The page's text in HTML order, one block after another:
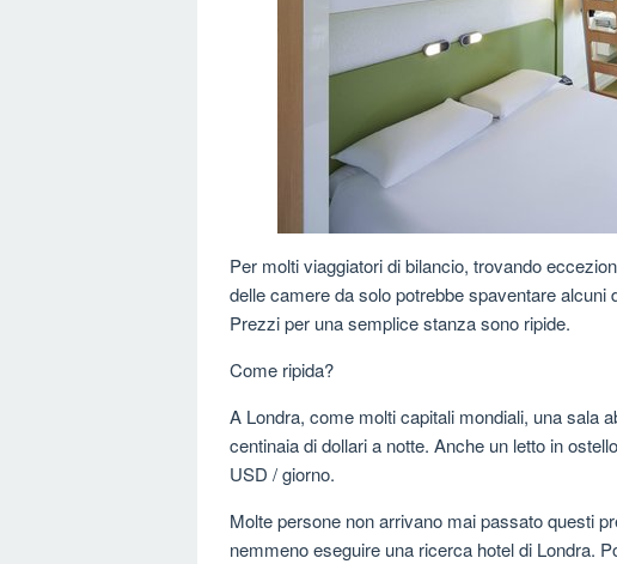
Per molti viaggiatori di bilancio, trovando
delle camere da solo potrebbe spaventare alcuni
Prezzi per una semplice stanza sono ripide.
Come ripida?
A Londra, come molti capitali mondiali, una sala
centinaia di dollari a notte. Anche un letto in
USD / giorno.
Molte persone non arrivano mai passato questi
nemmeno eseguire una ricerca hotel di Londra.